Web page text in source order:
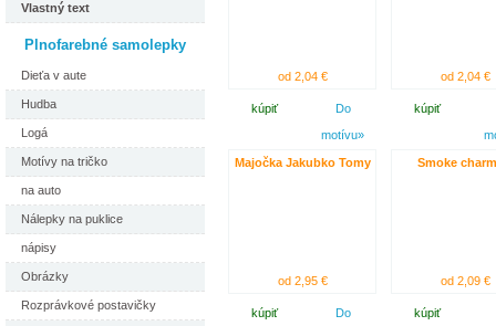
Vlastný text
Plnofarebné samolepky
Dieťa v aute
Hudba
Logá
Motívy na tričko
na auto
Nálepky na puklice
nápisy
Obrázky
Rozprávkové postavičky
od 2,04 €
kúpiť
Do
motívu»
od 2,04 €
kúpiť
Majočka Jakubko Tomy
od 2,95 €
kúpiť
Do
Smoke
od 2,09 €
kúpiť